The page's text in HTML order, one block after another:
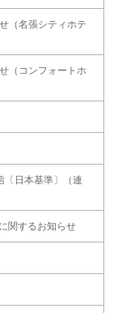
（名張シティホテ
（コンフォートホ
〔日本基準〕（連
関するお知らせ